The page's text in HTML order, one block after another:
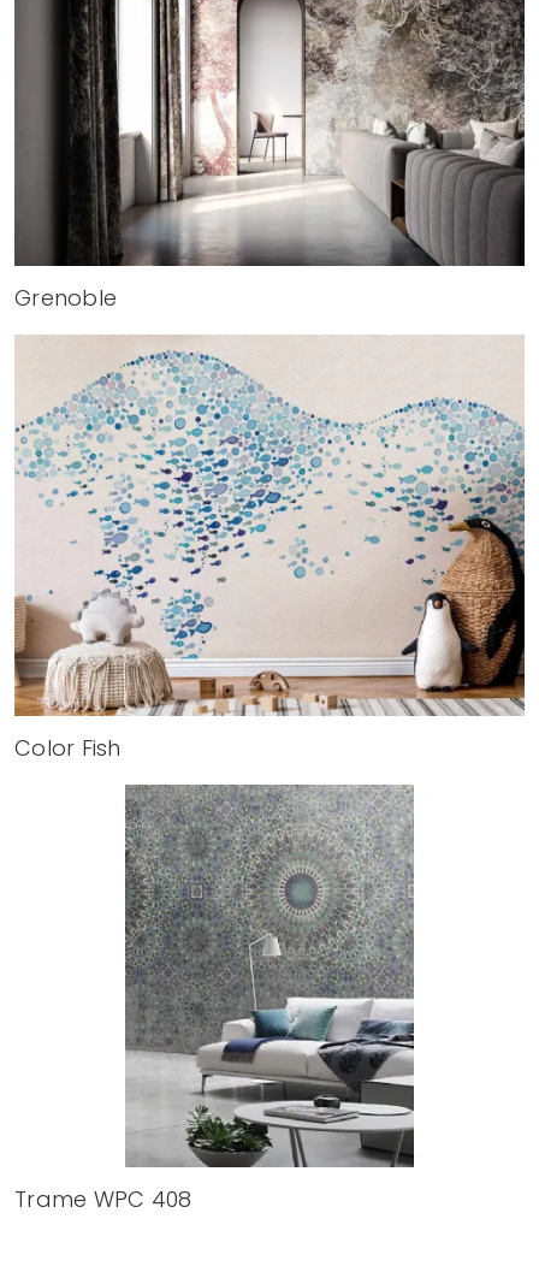
Grenoble
Color Fish
Trame WPC 408